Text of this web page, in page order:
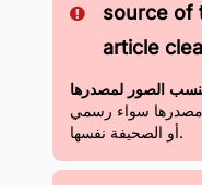
source of
article
الصور لمصدرها
مصدرها سواء رسمي
أو الصحيفة نفسها.